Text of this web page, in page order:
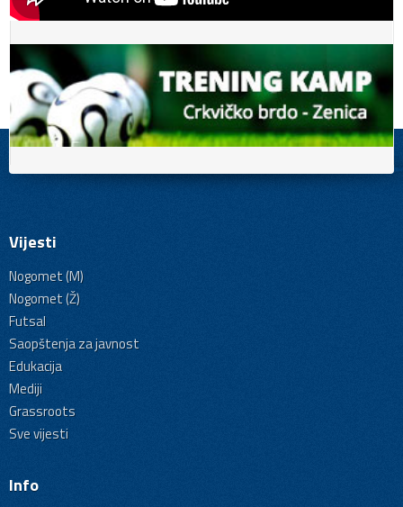
Vijesti
Nogomet (M)
Nogomet (Ž)
Futsal
Saopštenja za javnost
Edukacija
Mediji
Grassroots
Sve vijesti
Info